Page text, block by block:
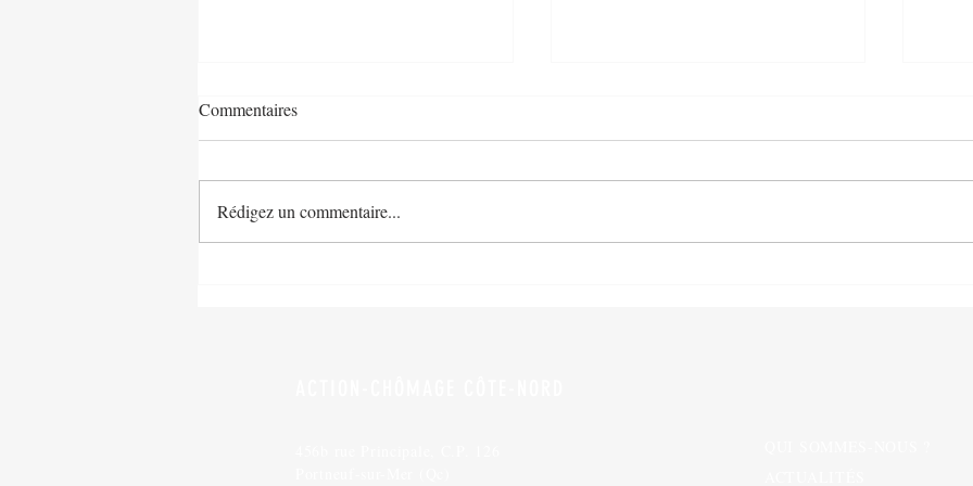
Commentaires
Rédigez un commentaire...